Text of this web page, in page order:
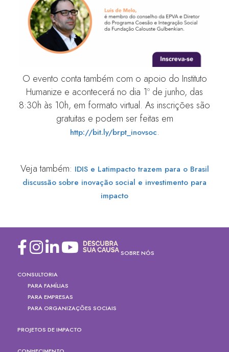
O evento conta também com o apoio do Instituto
Humanize e acontecerá no dia 1º de junho, das
8:30h às 10h, em formato virtual. As inscrições são
gratuitas e podem ser feitas em
http://bit.ly/brpt_inovsoc.
Veja também: IDIS e Latimpacto trazem para o Brasil
discussão sobre inovação social e investimento para
impacto
SOBRE NÓS
CONSULTORIA
PARA FAMÍLIAS
PARA EMPRESAS
PARA ORGANIZAÇÕES SOCIAIS
PROJETOS DE IMPACTO